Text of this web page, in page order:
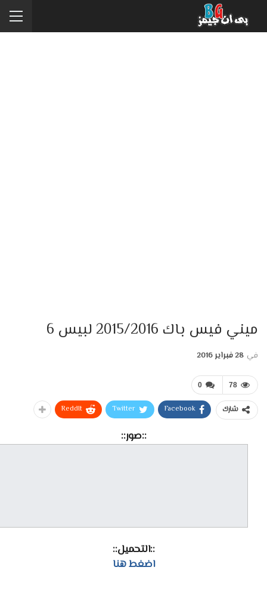
ميني فيس باك 2015/2016 لبيس 6
في 28 فبراير 2016
0 78
شارك Facebook
Twitter
ReddIt
::صور::
::التحميل::
اضغط هنا